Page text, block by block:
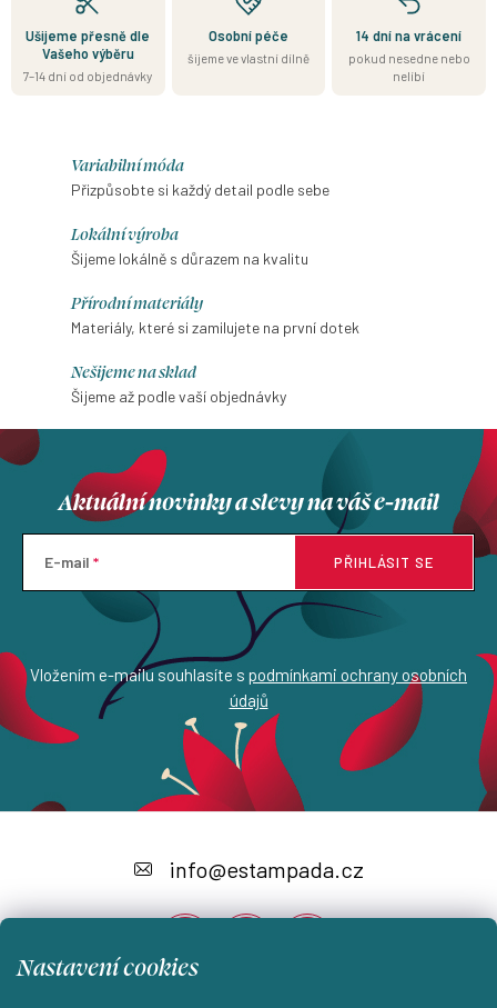
Nastavení cookies
Ušijeme přesně dle
Vašeho výběru
7–14 dní od objednávky
Osobní péče
šijeme ve vlastní dílně
14 dní na vrácení
pokud nesedne nebo
nelíbí
Variabilní móda
Přizpůsobte si každý detail podle sebe
Lokální výroba
Šijeme lokálně s důrazem na kvalitu
Přírodní materiály
Materiály, které si zamilujete na první dotek
Nešijeme na sklad
Šijeme až podle vaší objednávky
Aktuální novinky a slevy na váš e-mail
E-mail
Vložením e-mailu souhlasíte s podmínkami ochrany osobních
údajů
PŘIHLÁSIT SE
p
info@estampada.cz